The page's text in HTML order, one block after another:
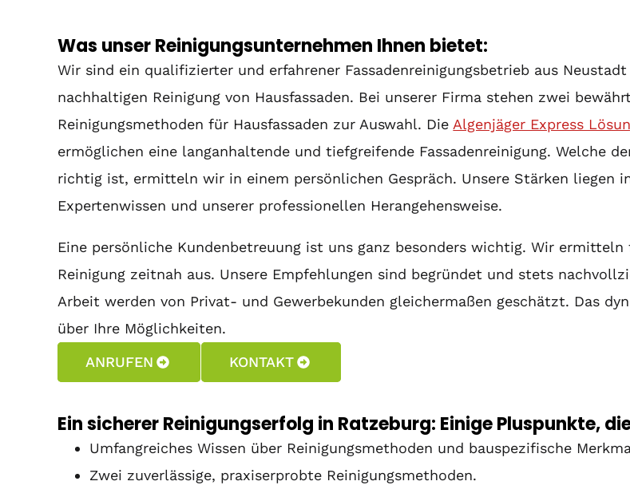
Was unser Reinigungsunternehmen Ihnen bietet:
Wir sind ein qualifizierter und erfahrener Fassadenreinigungsbetrieb aus
nachhaltigen Reinigung von Hausfassaden. Bei unserer Firma stehen zwei
Reinigungsmethoden für Hausfassaden zur Auswahl. Die Algenjäger Express
ermöglichen eine langanhaltende und tiefgreifende Fassadenreinigung. Welche
richtig ist, ermitteln wir in einem persönlichen Gespräch. Unsere Stärken liegen
Expertenwissen und unserer professionellen Herangehensweise.
Eine persönliche Kundenbetreuung ist uns ganz besonders wichtig. Wir
Reinigung zeitnah aus. Unsere Empfehlungen sind begründet und stets
Arbeit werden von Privat- und Gewerbekunden gleichermaßen geschätzt. Das
über Ihre Möglichkeiten.
ANRUFEN
KONTAKT
Ein sicherer Reinigungserfolg in Ratzeburg: Einige Pluspunkte,
Umfangreiches Wissen über Reinigungsmethoden und bauspezifische
Zwei zuverlässige, praxiserprobte Reinigungsmethoden.